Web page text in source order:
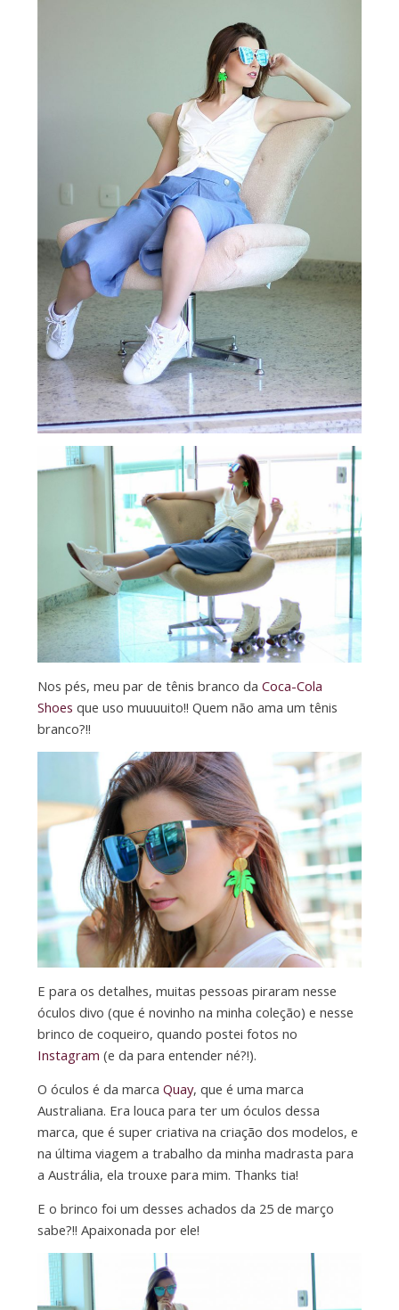
Nos pés, meu par de tênis branco da Coca-Cola
Shoes que uso muuuuito!! Quem não ama um tênis
branco?!!
E para os detalhes, muitas pessoas piraram nesse
óculos divo (que é novinho na minha coleção) e nesse
brinco de coqueiro, quando postei fotos no
Instagram (e da para entender né?!).
O óculos é da marca Quay, que é uma marca
Australiana. Era louca para ter um óculos dessa
marca, que é super criativa na criação dos modelos, e
na última viagem a trabalho da minha madrasta para
a Austrália, ela trouxe para mim. Thanks tia!
E o brinco foi um desses achados da 25 de março
sabe?!! Apaixonada por ele!